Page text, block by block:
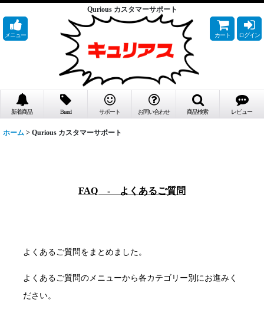
Qurious カスタマーサポート
メニュー カート ログイン
新着商品 Brand サポート お問い合わせ 商品検索 レビュー
ホーム > Qurious カスタマーサポート
FAQ - よくあるご質問
よくあるご質問をまとめました。
よくあるご質問のメニューから各カテゴリー別にお進みく
ださい。